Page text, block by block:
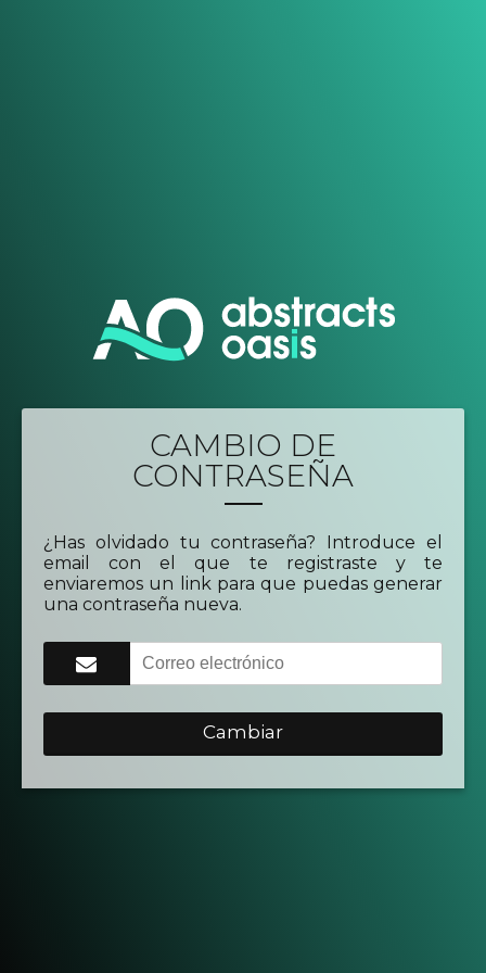
CAMBIO DE
CONTRASEÑA
¿Has olvidado tu contraseña? Introduce el
email con el que te registraste y te
enviaremos un link para que puedas generar
una contraseña nueva.
Cambiar